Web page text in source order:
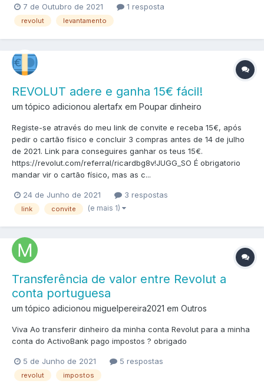
7 de Outubro de 2021 1 resposta
revolut levantamento
REVOLUT adere e ganha 15€ fácil!
um tópico adicionou alertafx em Poupar dinheiro
Registe-se através do meu link de convite e receba 15€, após
pedir o cartão físico e concluir 3 compras antes de 14 de julho
de 2021. Link para conseguires ganhar os teus 15€.
https://revolut.com/referral/ricardbg8v!JUGG_SO É obrigatorio
mandar vir o cartão físico, mas as c...
24 de Junho de 2021 3 respostas
link convite (e mais 1)
Transferência de valor entre Revolut a
conta portuguesa
um tópico adicionou miguelpereira2021 em Outros
Viva Ao transferir dinheiro da minha conta Revolut para a minha
conta do ActivoBank pago impostos ? obrigado
5 de Junho de 2021 5 respostas
revolut impostos